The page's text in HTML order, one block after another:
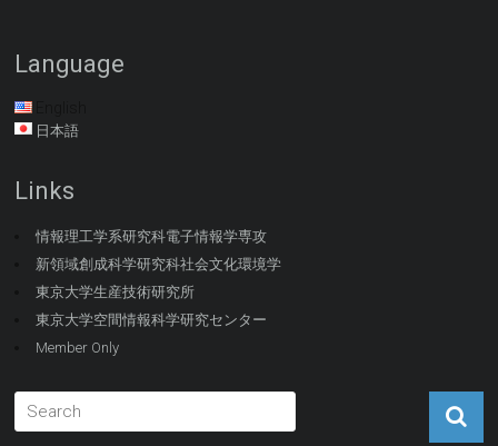
Language
日本語
Links
情報理工学系研究科電子情報学専攻
新領域創成科学研究科社会文化環境学
東京大学生産技術研究所
東京大学空間情報科学研究センター
Member Only